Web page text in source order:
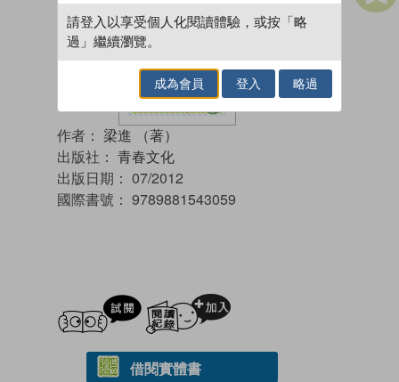
作者： 梁進 （著）
出版社： 青春文化
出版日期： 07/2012
國際書號： 9789881543059
試閲
借閱實體書
請登入以享受個人化閱讀體驗，或按「略
過」繼續瀏覽。
成為會員 登入 略過